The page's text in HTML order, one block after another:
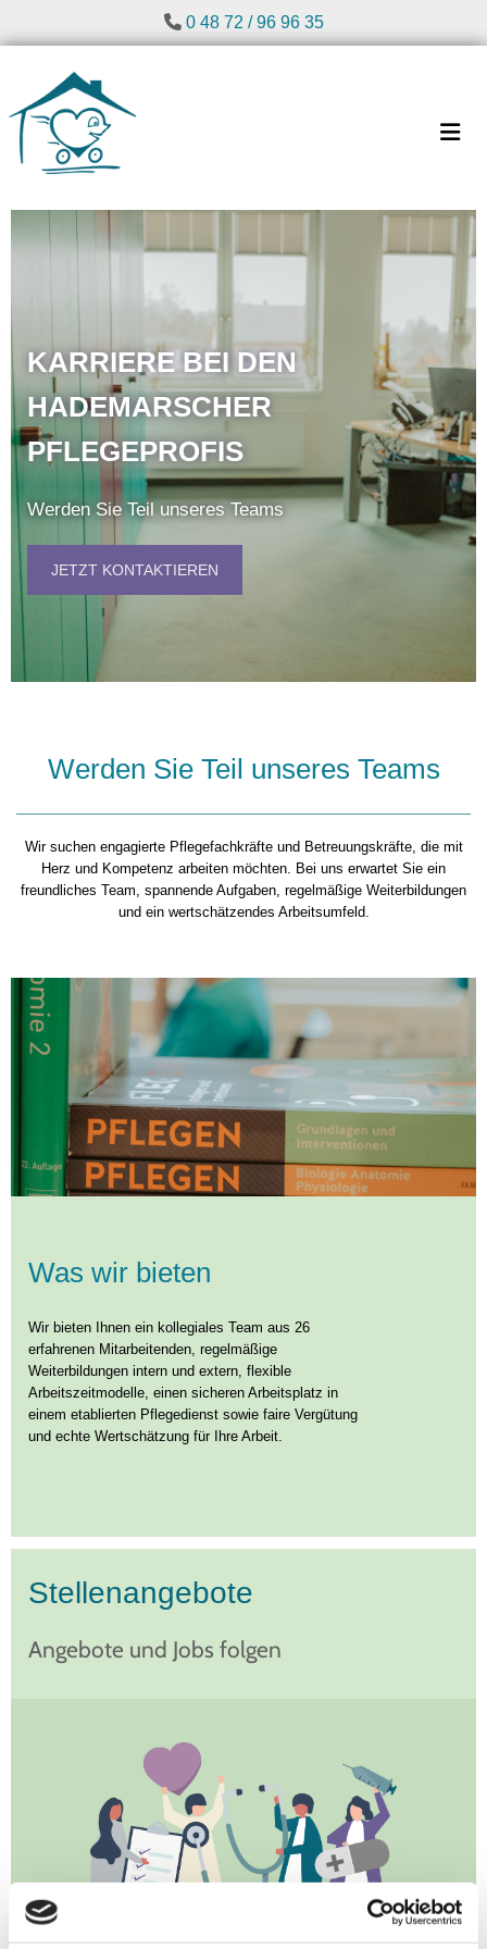
Zum Inhalt springen 0 48 72 / 96 96 35
KARRIERE BEI DEN
HADEMARSCHER
PFLEGEPROFIS
Werden Sie Teil unseres Teams
JETZT KONTAKTIEREN
Werden Sie Teil unseres Teams
Wir suchen engagierte Pflegefachkräfte und Betreuungskräfte, die mit
Herz und Kompetenz arbeiten möchten. Bei uns erwartet Sie ein
freundliches Team, spannende Aufgaben, regelmäßige Weiterbildungen
und ein wertschätzendes Arbeitsumfeld.
Was wir bieten
Wir bieten Ihnen ein kollegiales Team aus 26
erfahrenen Mitarbeitenden, regelmäßige
Weiterbildungen intern und extern, flexible
Arbeitszeitmodelle, einen sicheren Arbeitsplatz in
einem etablierten Pflegedienst sowie faire Vergütung
und echte Wertschätzung für Ihre Arbeit.
Stellenangebote
Angebote und Jobs folgen